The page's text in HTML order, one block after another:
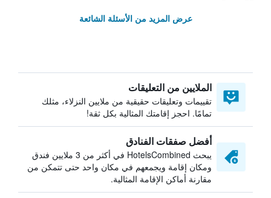
عرض المزيد من الأسئلة الشائعة
الملايين من التعليقات
تقييمات وتعليقات حقيقية من ملايين النزلاء، مثلك
تمامًا. احجز إقامتك المثالية بكل ثقة!
أفضل صفقات الفنادق
يبحث HotelsCombined في أكثر من 3 ملايين فندق
ومكان إقامة ويجمعهم في مكان واحد حتى تتمكن من
مقارنة أماكن الإقامة المثالية.